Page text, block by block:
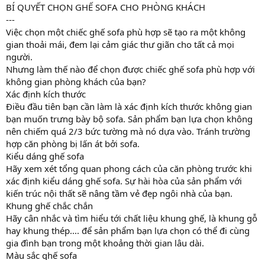
BÍ QUYẾT CHỌN GHẾ SOFA CHO PHÒNG KHÁCH
---
Việc chọn một chiếc ghế sofa phù hợp sẽ tạo ra một không
gian thoải mái, đem lại cảm giác thư giãn cho tất cả mọi
người.
Nhưng làm thế nào để chọn được chiếc ghế sofa phù hợp với
không gian phòng khách của bạn?
Xác định kích thước
Điều đầu tiên bạn cần làm là xác định kích thước không gian
bạn muốn trưng bày bộ sofa. Sản phẩm bạn lựa chọn không
nên chiếm quá 2/3 bức tường mà nó dựa vào. Tránh trường
hợp căn phòng bị lấn át bởi sofa.
Kiểu dáng ghế sofa
Hãy xem xét tổng quan phong cách của căn phòng trước khi
xác định kiểu dáng ghế sofa. Sự hài hòa của sản phẩm với
kiến trúc nội thất sẽ nâng tầm vẻ đẹp ngôi nhà của bạn.
Khung ghế chắc chắn
Hãy cân nhắc và tìm hiểu tới chất liệu khung ghế, là khung gỗ
hay khung thép.... để sản phẩm bạn lựa chọn có thể đi cùng
gia đình bạn trong một khoảng thời gian lâu dài.
Màu sắc ghế sofa